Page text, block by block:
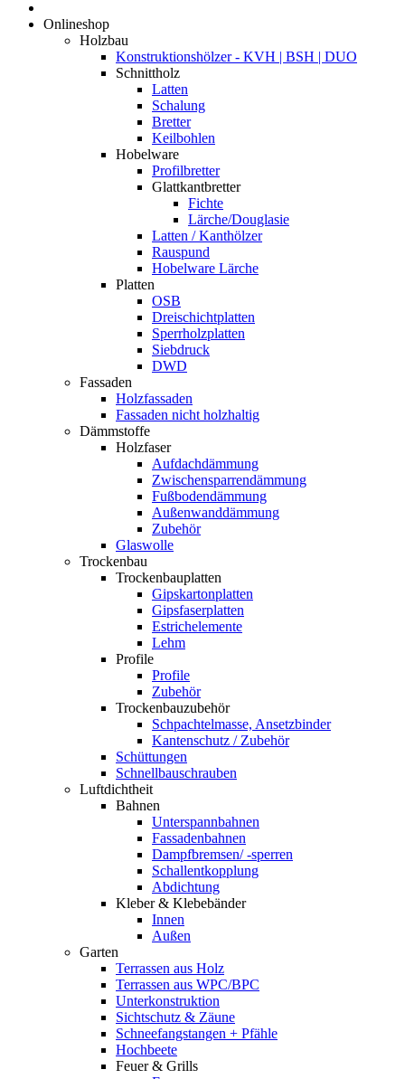
Onlineshop
Holzbau
Konstruktionshölzer - KVH | BSH | DUO
Schnittholz
Latten
Schalung
Bretter
Keilbohlen
Hobelware
Profilbretter
Glattkantbretter
Fichte
Lärche/Douglasie
Latten / Kanthölzer
Rauspund
Hobelware Lärche
Platten
OSB
Dreischichtplatten
Sperrholzplatten
Siebdruck
DWD
Fassaden
Holzfassaden
Fassaden nicht holzhaltig
Dämmstoffe
Holzfaser
Aufdachdämmung
Zwischensparrendämmung
Fußbodendämmung
Außenwanddämmung
Zubehör
Glaswolle
Trockenbau
Trockenbauplatten
Gipskartonplatten
Gipsfaserplatten
Estrichelemente
Lehm
Profile
Profile
Zubehör
Trockenbauzubehör
Schpachtelmasse, Ansetzbinder
Kantenschutz / Zubehör
Schüttungen
Schnellbauschrauben
Luftdichtheit
Bahnen
Unterspannbahnen
Fassadenbahnen
Dampfbremsen/ -sperren
Schallentkopplung
Abdichtung
Kleber & Klebebänder
Innen
Außen
Garten
Terrassen aus Holz
Terrassen aus WPC/BPC
Unterkonstruktion
Sichtschutz & Zäune
Schneefangstangen + Pfähle
Hochbeete
Feuer & Grills